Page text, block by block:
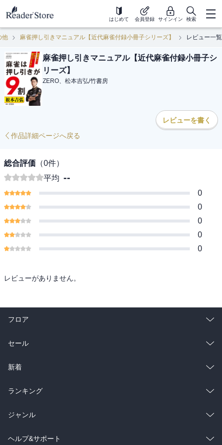
はじめて 会員登録 サインイン 検索
他 麻雀押し引きマニュアル【近代麻雀付録小冊子シリーズ】 レビュー一覧
麻雀押し引きマニュアル【近代麻雀付録小冊子シ
リーズ】
ZERO、松本吉弘/竹書房
レビューを書く
作品詳細ページへ戻る
総合評価 （0件）
平均 --
0
0
0
0
0
レビューがありません。
フロア
総合
ラノベ
雑誌・グラビア
BL・TL
セール
総合
ラノベ
雑誌・グラビア
BL・TL
新着
総合
ラノベ
雑誌・グラビア
ランキング
総合
ラノベ
ジャンル
コミック
ヘルプ&サポート